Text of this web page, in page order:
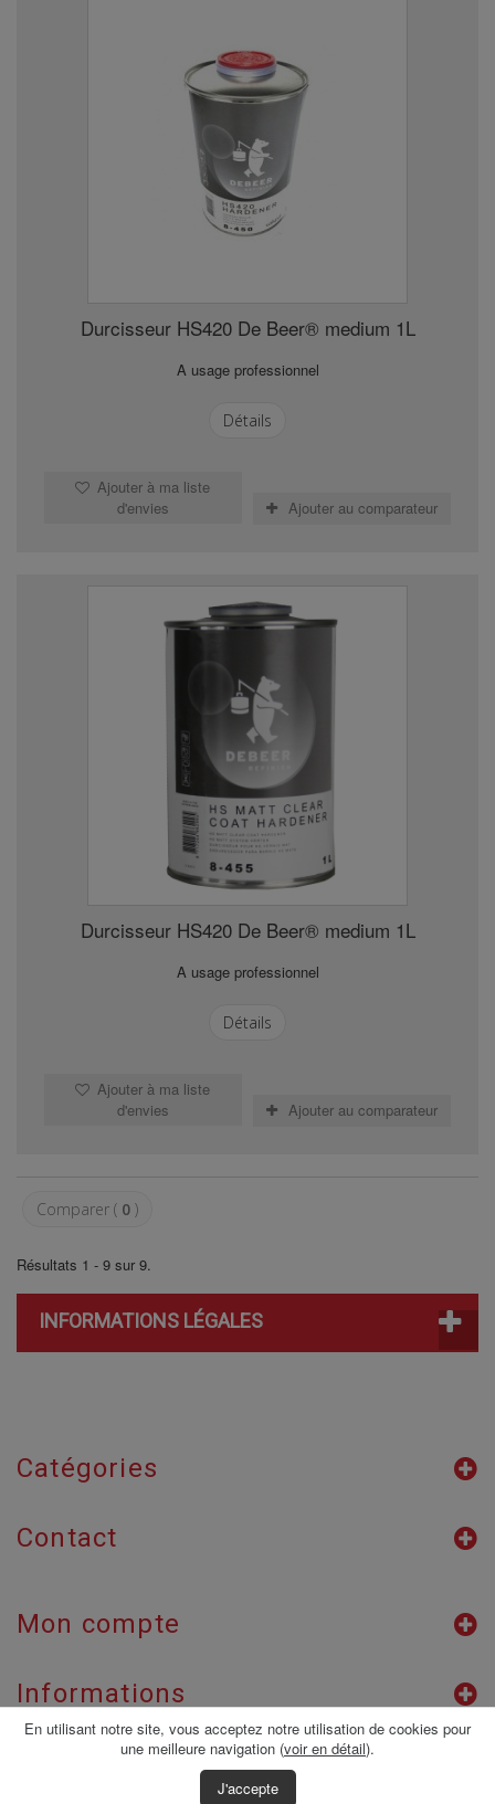
Durcisseur HS420 De Beer® medium 1L
A usage professionnel
Détails
Ajouter à ma liste
d'envies
Ajouter au comparateur
Durcisseur HS420 De Beer® medium 1L
A usage professionnel
Détails
Ajouter à ma liste
d'envies
Ajouter au comparateur
Comparer ( 0 )
Résultats 1 - 9 sur 9.
INFORMATIONS LÉGALES
Catégories
Contact
Mon compte
Informations
En utilisant notre site, vous acceptez notre utilisation de cookies pour
une meilleure navigation (voir en détail).
J'accepte